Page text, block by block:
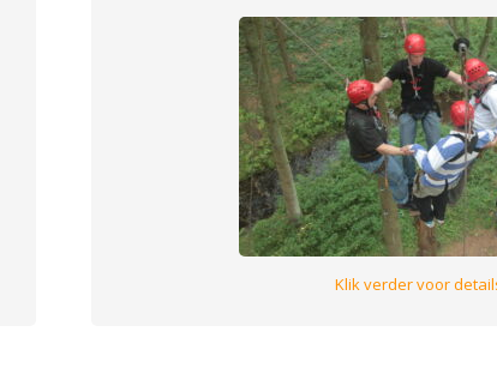
Klik verder voor